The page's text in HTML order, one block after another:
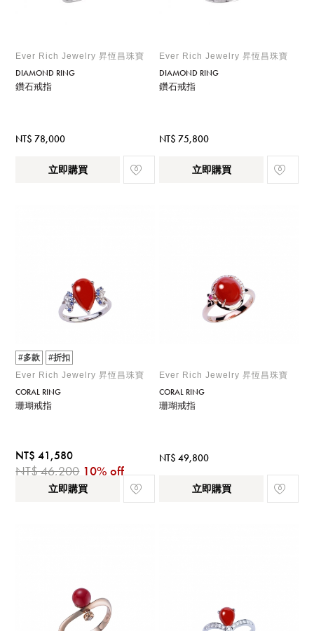
Ever Rich Jewelry 昇恆昌珠寶
DIAMOND RING
鑽石戒指
NT$ 78,000
立即購買
Ever Rich Jewelry 昇恆昌珠寶
DIAMOND RING
鑽石戒指
NT$ 75,800
立即購買
#多款
#折扣
Ever Rich Jewelry 昇恆昌珠寶
CORAL RING
珊瑚戒指
NT$ 41,580
NT$ 46,200 10% off
立即購買
Ever Rich Jewelry 昇恆昌珠寶
CORAL RING
珊瑚戒指
NT$ 49,800
立即購買